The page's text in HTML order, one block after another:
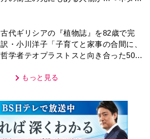
古代ギリシアの『植物誌』を82歳で完
訳・小川洋子「子育てと家事の合間に、
哲学者テオプラストスと向き合った50
もっと見る